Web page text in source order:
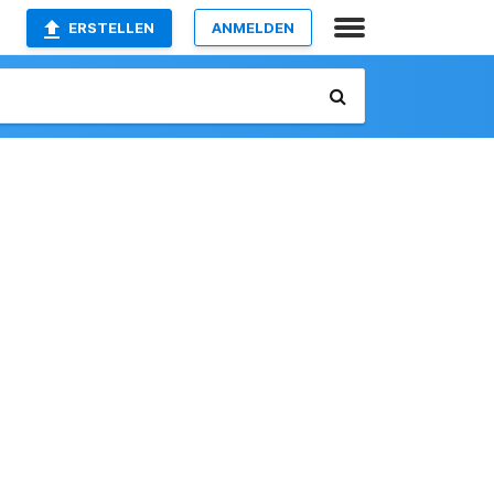
ERSTELLEN ANMELDEN